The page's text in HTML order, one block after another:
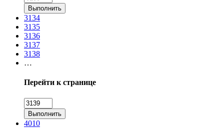
Выполнить
3134
3135
3136
3137
3138
…
Перейти к странице
Выполнить
4010